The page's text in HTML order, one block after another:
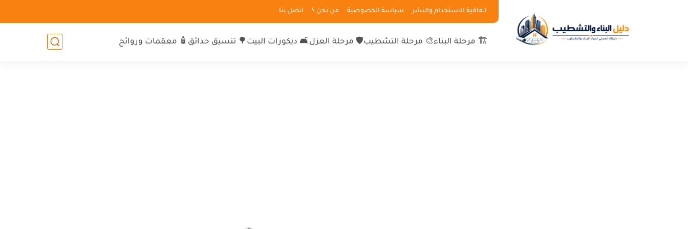
اتفاقية الاستخدام والنشر سياسة الخصوصية من نحن ؟ اتصل بنا
🏗 مرحلة البناء🎨 مرحلة التشطيب🛡 مرحلة العزل🛋 ديكورات البيت 🌳 تنسيق حدائق 🧴 معقمات وروائح